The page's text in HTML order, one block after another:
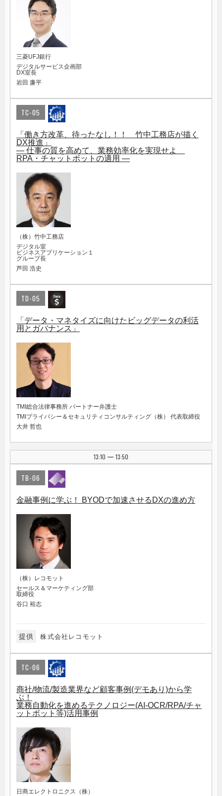
三菱UFJ銀行
デジタルサービス企画部
DX室長
岩田 廉平
TC-05
「働き方改革、待ったなし！！ 竹中工務店が描く
DX推進」
― 仕事の質を高めて、業務効率化を実現せよ
RPA・チャットボットの適用 ―
（株）竹中工務店
デジタル室
ビジネスアプリケーション１
グループ長
芦田 浩史
TD-05
「データ・マネタイズに向けたビッグデータの利活
用とガバナンス」
TMI総合法律事務所 パートナー弁護士
TMIプライバシー＆セキュリティコンサルティング（株） 代表取締役
大井 哲也
13:10 | 13:50
TB-06
金融事例に学ぶ！ BYODで加速させるDXの進め方
（株）レコモット
セールス＆マーケティング部
取締役
谷口 裕志
提供 株式会社レコモット
TC-06
商社/物流/製造業界など顧客事例(デモあり)から学
ぶ！
業務自動化を進めるテクノロジー(AI-OCR/RPA/チャ
ットボット等)活用事例
日商エレクトロニクス（株）